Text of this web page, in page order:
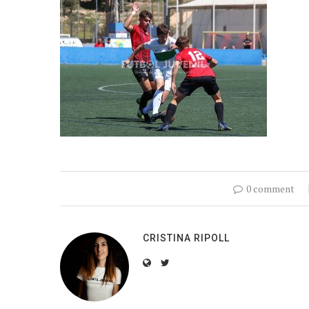
0 comment
CRISTINA RIPOLL